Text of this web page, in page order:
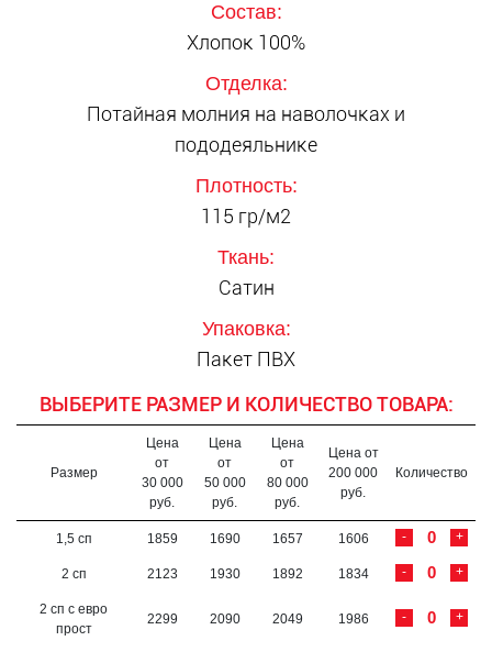
Состав:
Хлопок 100%
Отделка:
Потайная молния на наволочках и
пододеяльнике
Плотность:
115 гр/м2
Ткань:
Сатин
Упаковка:
Пакет ПВХ
ВЫБЕРИТЕ РАЗМЕР И КОЛИЧЕСТВО ТОВАРА:
Размер
Цена
от
30 000
руб.
Цена
от
50 000
руб.
Цена
от
80 000
руб.
Цена от
200 000
руб.
Количество
1,5 сп 1859 1690 1657 1606 +
-
2 сп 2123 1930 1892 1834 +
-
2 сп с евро
прост
2299 2090 2049 1986 +
-